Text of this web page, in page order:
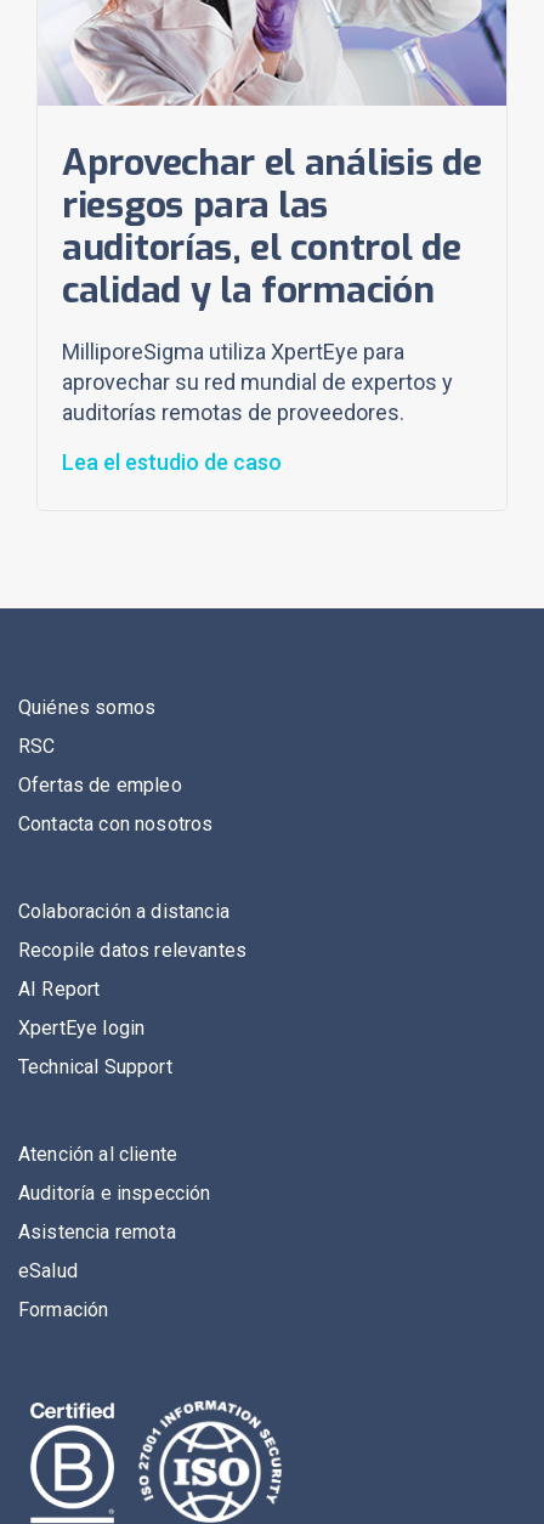
Aprovechar el análisis de
riesgos para las
auditorías, el control de
calidad y la formación
MilliporeSigma utiliza XpertEye para
aprovechar su red mundial de expertos y
auditorías remotas de proveedores.
Lea el estudio de caso
Quiénes somos
RSC
Ofertas de empleo
Contacta con nosotros
Colaboración a distancia
Recopile datos relevantes
AI Report
XpertEye login
Technical Support
Atención al cliente
Auditoría e inspección
Asistencia remota
eSalud
Formación